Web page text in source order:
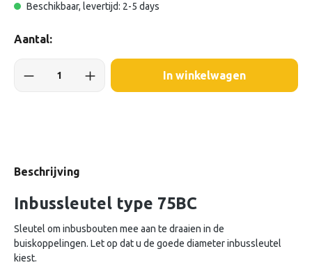
Beschikbaar, levertijd: 2-5 days
Aantal:
In winkelwagen
Beschrijving
Inbussleutel type 75BC
Sleutel om inbusbouten mee aan te draaien in de
buiskoppelingen. Let op dat u de goede diameter inbussleutel
kiest.